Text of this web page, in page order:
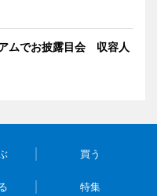
ムでお披露目会 収容人
買う
特集